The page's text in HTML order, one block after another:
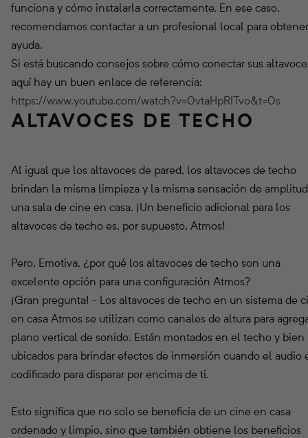
funciona y cómo instalarla correctamente. En ese caso,
recomendamos contactar a un profesional local para obtener
ayuda.
Si está buscando consejos sobre cómo conectar sus
aquí hay un buen enlace de referencia:
https://www.youtube.com/watch?v=0vtaHpRITvo&t=0s
ALTAVOCES DE TECHO
Al igual que los altavoces de pared, los altavoces de techo
brindan la misma limpieza y la misma sensación de
una sala de cine en casa. ¡Un beneficio adicional para los
altavoces de techo es, por supuesto, Atmos!
Pero, Emotiva, ¿por qué los altavoces de techo son una
excelente opción para una configuración Atmos?
¡Gran pregunta! ~ Los altavoces de techo en un sistema de
en casa Atmos se utilizan como canales de altura para
plano vertical de sonido. Están montados en el techo y bien
ubicados para brindar efectos de inmersión cuando el audio
codificado para disparar por encima de ti.
Esto significa que no solo se beneficia de un cine en casa
ordenado y limpio, sino que también obtiene los beneficios